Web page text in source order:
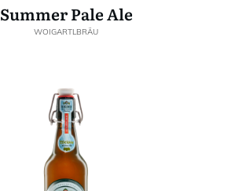
Summer Pale Ale
WOIGARTLBRÄU